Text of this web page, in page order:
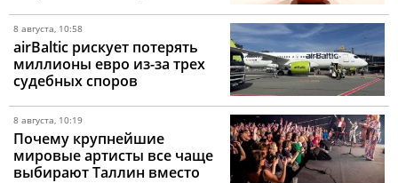
8 августа, 10:58
airBaltic рискует потерять
миллионы евро из-за трех
судебных споров
8 августа, 10:19
Почему крупнейшие
мировые артисты все чаще
выбирают Таллин вместо